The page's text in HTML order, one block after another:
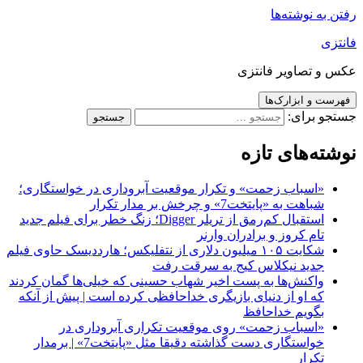
رفتن به نوشته‌ها
فانتزی
عکس و تصاویر فانتزی
فهرست و ابزارک‌ها
جستجو برای:
نوشته‌های تازه
«اسباب زحمت» و تکرار موقعیت آبروداری در خواستگاری؛
شباهت به «پایتخت7» و چرخش بر مدار تکرار
استقبال کم‌رمق از تریلر Digger؛ زنگ خطر برای فیلم جدید
تام کروز و برادران وارنر
شکایت ۱۰۵ میلیون دلاری از نتفلیکس؛ هارددیسک حاوی فیلم
جدید نیکلاس کیج به سرقت رفت
واکنش‌ها به پست اخیر شهاب حسینی که خیلی‌ها گمان کردند
که او از دنیای بازیگری خداحافظی کرده است | پیش از آنکه
بگویم خداحافظ
«اسباب زحمت» روی موقعیت تکراری آبروداری در
خواستگاری دست گذاشته دقیقا مثل «پایتخت7» | برمدار
تکرار